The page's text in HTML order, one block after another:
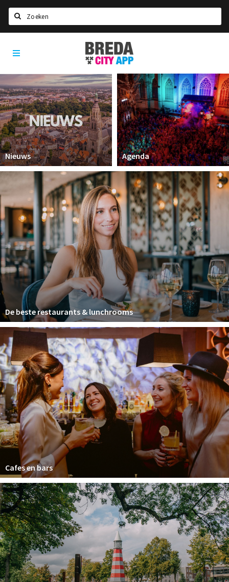
Home
Agenda
Deals
Party pics
Nieuws, interviews & blogs
Eten
Drinken
Slapen
Recreatief
Winkels
Winkelgebieden
Parkeren
Bezienswaardigheden
Musea, theaters & podia
Uitjes & activiteiten
Toeristische routes
Natuurgebieden
Baroniepoorten
Sport
Privacy
Inloggen
Breda
City
App
Nieuws Agenda
De beste restaurants & lunchrooms
Cafes en bars